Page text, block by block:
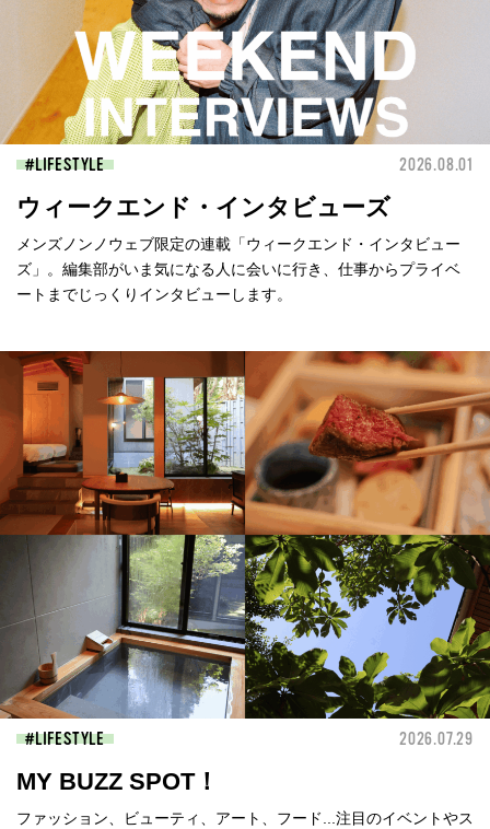
LIFESTYLE 2026.08.01
ウィークエンド・インタビューズ
メンズノンノウェブ限定の連載「ウィークエンド・インタビュー
ズ」。編集部がいま気になる人に会いに行き、仕事からプライベ
ートまでじっくりインタビューします。
LIFESTYLE 2026.07.29
MY BUZZ SPOT！
ファッション、ビューティ、アート、フード...注目のイベントやス